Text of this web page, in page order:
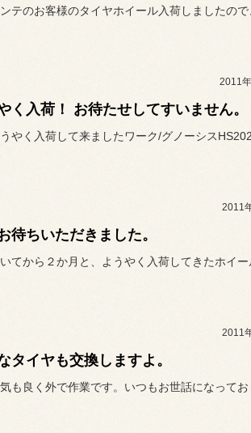
2011
く入荷！ お待たせしてすいません。
やく入荷して来ましたワーク/グノーシスHS202
2011
待ちいただきました。
2011
タイヤも交換しますよ。